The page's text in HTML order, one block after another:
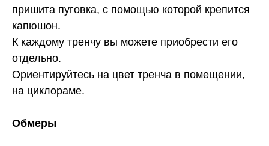
пришита пуговка, с помощью которой крепится
капюшон.
К каждому тренчу вы можете приобрести его
отдельно.
Ориентируйтесь на цвет тренча в помещении,
на циклораме.
Обмеры